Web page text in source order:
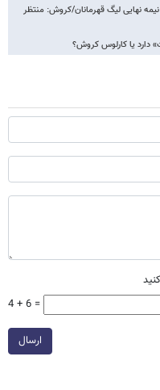
نهایی لیگ قهرمانان/کروش: منتظر
دارد یا کارلوس کروش؟
4 + 6 =
ارسال